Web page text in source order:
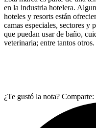
en la industria hotelera.
hoteles y resorts están
camas especiales, sectores y
que puedan usar de baño,
veterinaria; entre tantos
¿Te gustó la nota? Comparte: